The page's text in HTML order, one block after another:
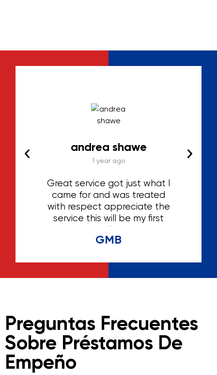
Great service got just what I
came for and was treated
with respect appreciate the
service this will be my first
choice for selling anything
andrea shawe
1 year ago
GMB
Preguntas Frecuentes
Sobre Préstamos De
Empeño